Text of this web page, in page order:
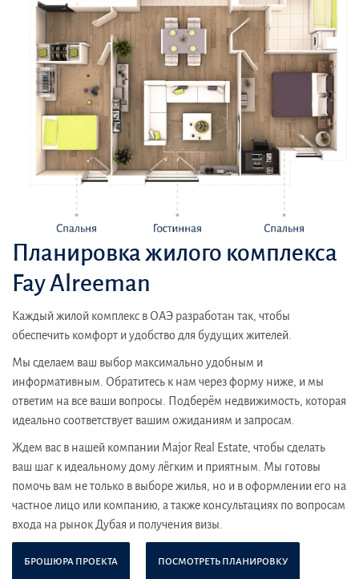
Планировка жилого комплекса
Fay Alreeman
Каждый жилой комплекс в ОАЭ разработан так, чтобы
обеспечить комфорт и удобство для будущих жителей.
Мы сделаем ваш выбор максимально удобным и
информативным. Обратитесь к нам через форму ниже, и мы
ответим на все ваши вопросы. Подберём недвижимость, которая
идеально соответствует вашим ожиданиям и запросам.
Ждем вас в нашей компании Major Real Estate, чтобы сделать
ваш шаг к идеальному дому лёгким и приятным. Мы готовы
помочь вам не только в выборе жилья, но и в оформлении его на
частное лицо или компанию, а также консультациях по вопросам
входа на рынок Дубая и получения визы.
БРОШЮРА ПРОЕКТА ПОСМОТРЕТЬ ПЛАНИРОВКУ